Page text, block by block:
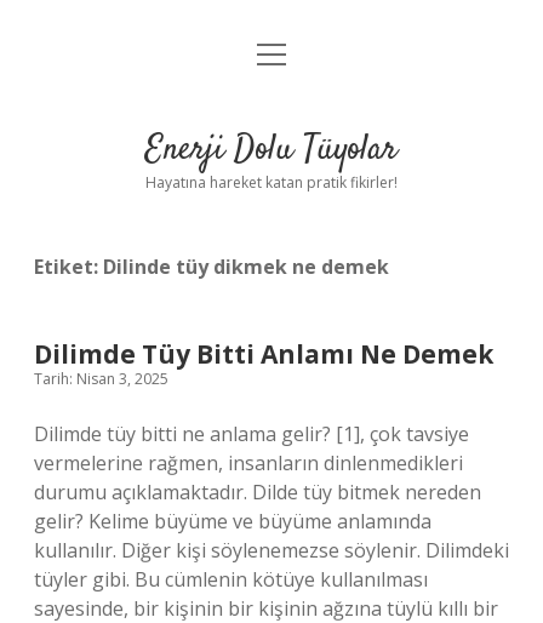
Anasayfa
Yasal Uyarı
menüyü
Enerji Dolu Tüyolar
Hayatına hareket katan pratik fikirler!
Etiket: Dilinde tüy dikmek ne demek
Dilimde Tüy Bitti Anlamı Ne Demek
Tarih: Nisan 3, 2025
Dilimde tüy bitti ne anlama gelir? [1], çok tavsiye
vermelerine rağmen, insanların dinlenmedikleri
durumu açıklamaktadır. Dilde tüy bitmek nereden
gelir? Kelime büyüme ve büyüme anlamında
kullanılır. Diğer kişi söylenemezse söylenir. Dilimdeki
tüyler gibi. Bu cümlenin kötüye kullanılması
sayesinde, bir kişinin bir kişinin ağzına tüylü kıllı bir